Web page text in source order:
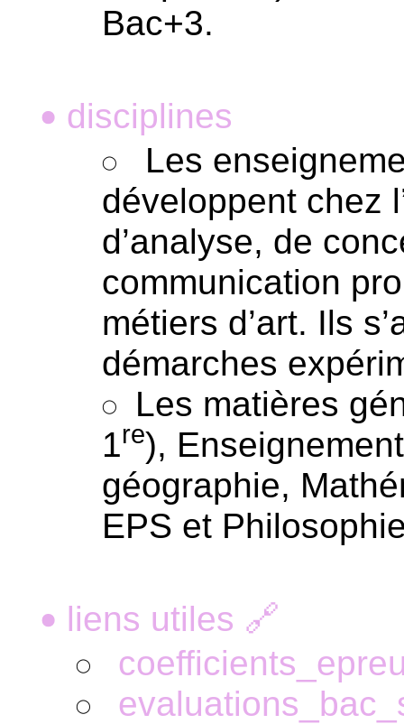
Bac+3.
• disciplines
Les
développent chez
d’analyse, de
communication
métiers d’art. Ils
démarches
Les matières
1re),
géographie,
EPS et
• liens utiles 🔗